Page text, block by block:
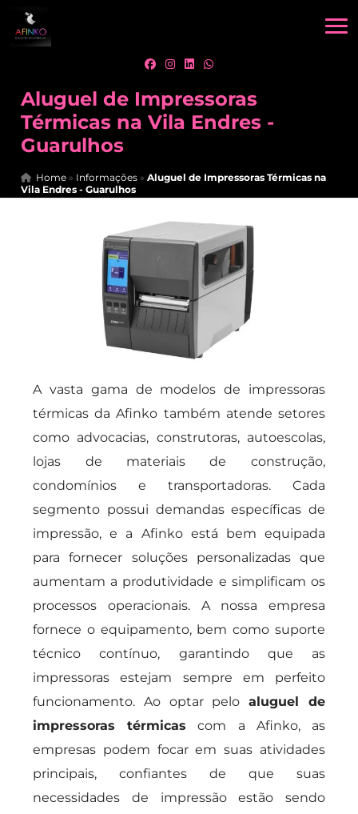
Aluguel de Impressoras
Térmicas na Vila Endres -
Guarulhos
Home » Informações »Aluguel de Impressoras Térmicas na
Vila Endres - Guarulhos
A vasta gama de modelos de impressoras
térmicas da Afinko também atende setores
como advocacias, construtoras, autoescolas,
lojas de materiais de construção,
condomínios e transportadoras. Cada
segmento possui demandas específicas de
impressão, e a Afinko está bem equipada
para fornecer soluções personalizadas que
aumentam a produtividade e simplificam os
processos operacionais. A nossa empresa
fornece o equipamento, bem como suporte
técnico contínuo, garantindo que as
impressoras estejam sempre em perfeito
funcionamento. Ao optar peloaluguel de
impressoras térmicas com a Afinko, as
empresas podem focar em suas atividades
principais, confiantes de que suas
necessidades de impressão estão sendo